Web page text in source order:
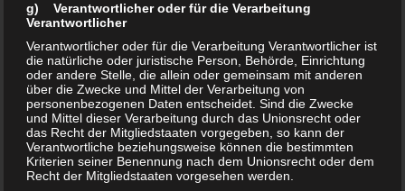
spricht man vonDesinfektion. Werden Erreger vollständig
eliminiert, handelt es sich um
Wer also eine gründliche Desinfektionsmaßnahme
durchführen will, benötigt einwirksames
Oxidationsmittelund ein wenig Erfahrung. Grundsätzlich
kann auch mit geeigneten, nicht oxidierend wirkenden
Verbindungen eine Desinfektion durchgeführt werden.
g) Verantwortlicher oder für die Verarbeitung
Verantwortlicher
Verantwortlicher oder für die Verarbeitung Verantwortlicher ist
die natürliche oder juristische Person, Behörde, Einrichtung
oder andere Stelle, die allein oder gemeinsam mit anderen
über die Zwecke und Mittel der Verarbeitung von
personenbezogenen Daten entscheidet. Sind die Zwecke
und Mittel dieser Verarbeitung durch das Unionsrecht oder
das Recht der Mitgliedstaaten vorgegeben, so kann der
Verantwortliche beziehungsweise können die bestimmten
Kriterien seiner Benennung nach dem Unionsrecht oder dem
Recht der Mitgliedstaaten vorgesehen werden.